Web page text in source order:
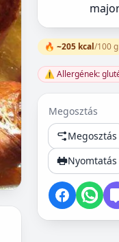
🔥 ~205 kcal/100 g
⚠️ Allergének:
Megosztás
Megosztás
Nyomtatás